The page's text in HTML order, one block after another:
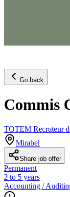
Go back
Commis
TOTEM Recruteur
Mirabel
Share job offer
Permanent
2 to 5 years
Accounting /